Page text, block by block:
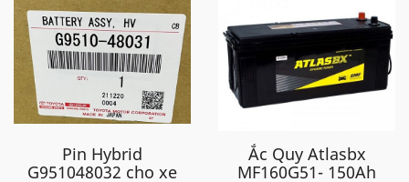
Pin Hybrid
G951048032 cho xe
Ắc Quy Atlasbx
MF160G51- 150Ah